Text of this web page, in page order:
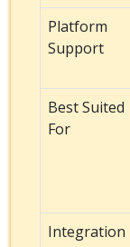
Platform
Support
Best Suited
For
Integration